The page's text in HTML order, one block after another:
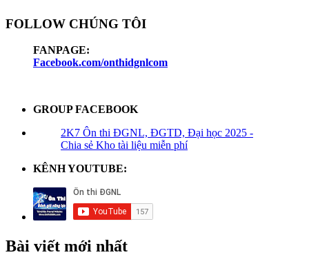
FOLLOW CHÚNG TÔI
FANPAGE:
Facebook.com/onthidgnlcom
GROUP FACEBOOK
2K7 Ôn thi ĐGNL, ĐGTD, Đại học 2025 -
Chia sẻ Kho tài liệu miễn phí
KÊNH YOUTUBE:
Bài viết mới nhất